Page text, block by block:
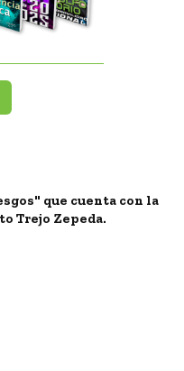
que cuenta con la
Trejo Zepeda.